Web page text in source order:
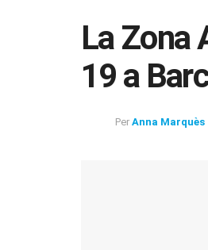
La Zona
19 a
Per Anna Marquès